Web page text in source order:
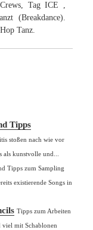
Tag ICE ,
(Breakdance).
Tanz.
Tipps
stoßen nach wie vor
kunstvolle und...
Tipps zum Sampling
existierende Songs in
Tipps zum Arbeiten
mit Schablonen